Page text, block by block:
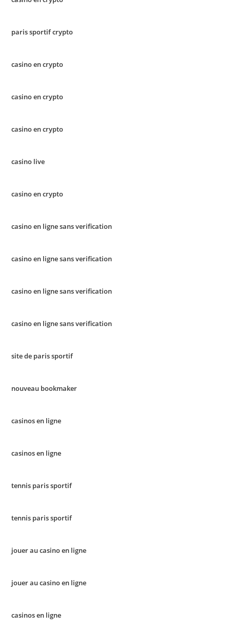
paris sportif crypto
casino en crypto
casino en crypto
casino en crypto
casino live
casino en crypto
casino en ligne sans verification
casino en ligne sans verification
casino en ligne sans verification
casino en ligne sans verification
site de paris sportif
nouveau bookmaker
casinos en ligne
casinos en ligne
tennis paris sportif
tennis paris sportif
jouer au casino en ligne
jouer au casino en ligne
casinos en ligne